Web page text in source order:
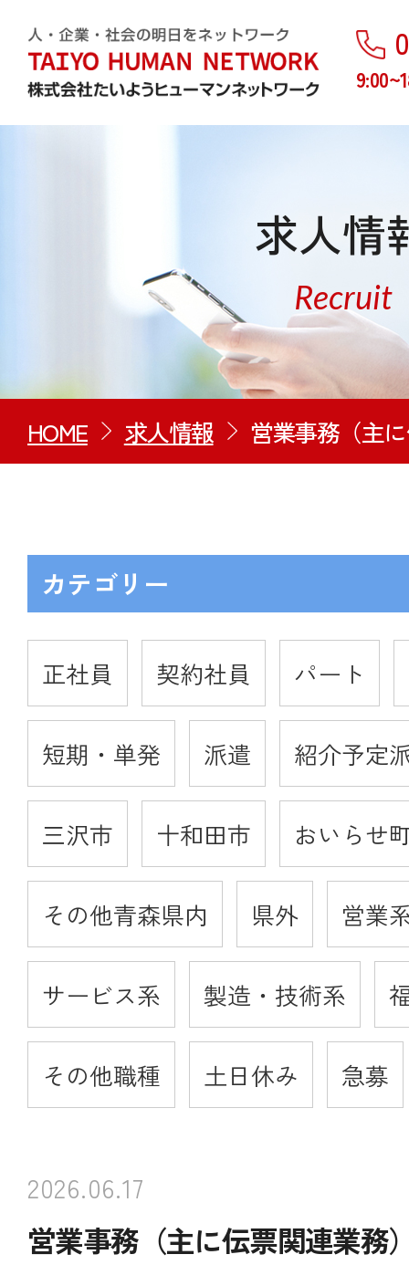
求人情
Recruit
HOME 求人情報 営業事務（主
2026.06.17
営業事務（主に伝票関連業務
カテゴリー
正社員 契約社員 パート
短期・単発 派遣 紹介予定
三沢市 十和田市 おいらせ
その他青森県内 県外 営業
サービス系 製造・技術系
その他職種 土日休み 急募